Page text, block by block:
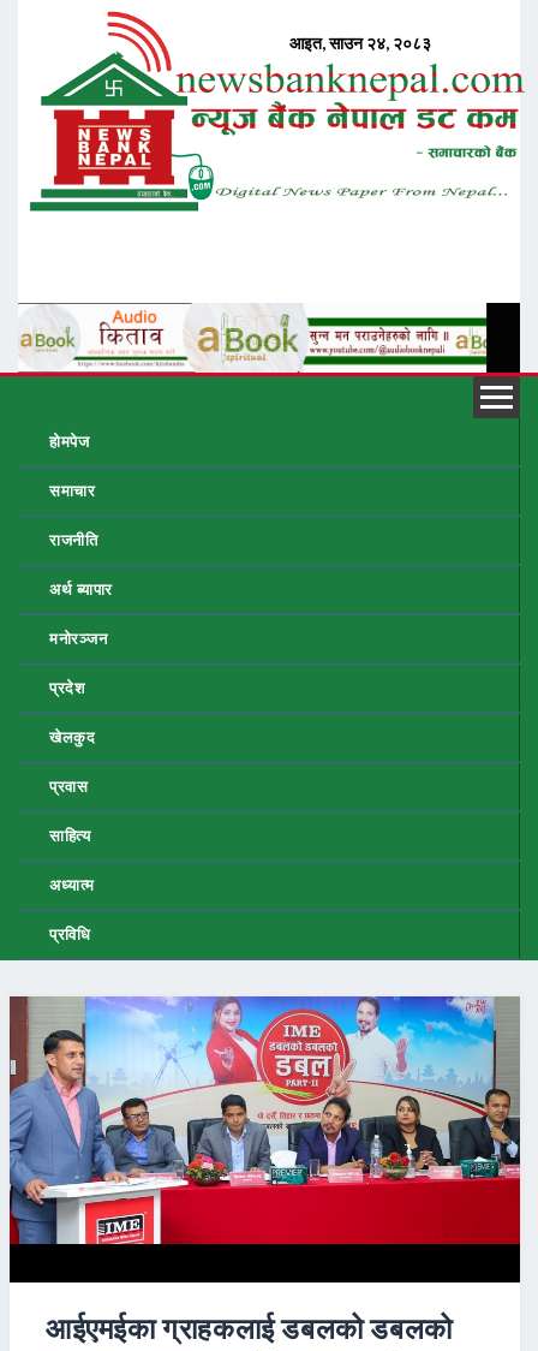
होमपेज
समाचार
राजनीति
अर्थ ब्यापार
मनोरञ्जन
प्रदेश
खेलकुद
प्रवास
साहित्य
अध्यात्म
प्रविधि
आईएमईका ग्राहकलाई डबलको डबलको